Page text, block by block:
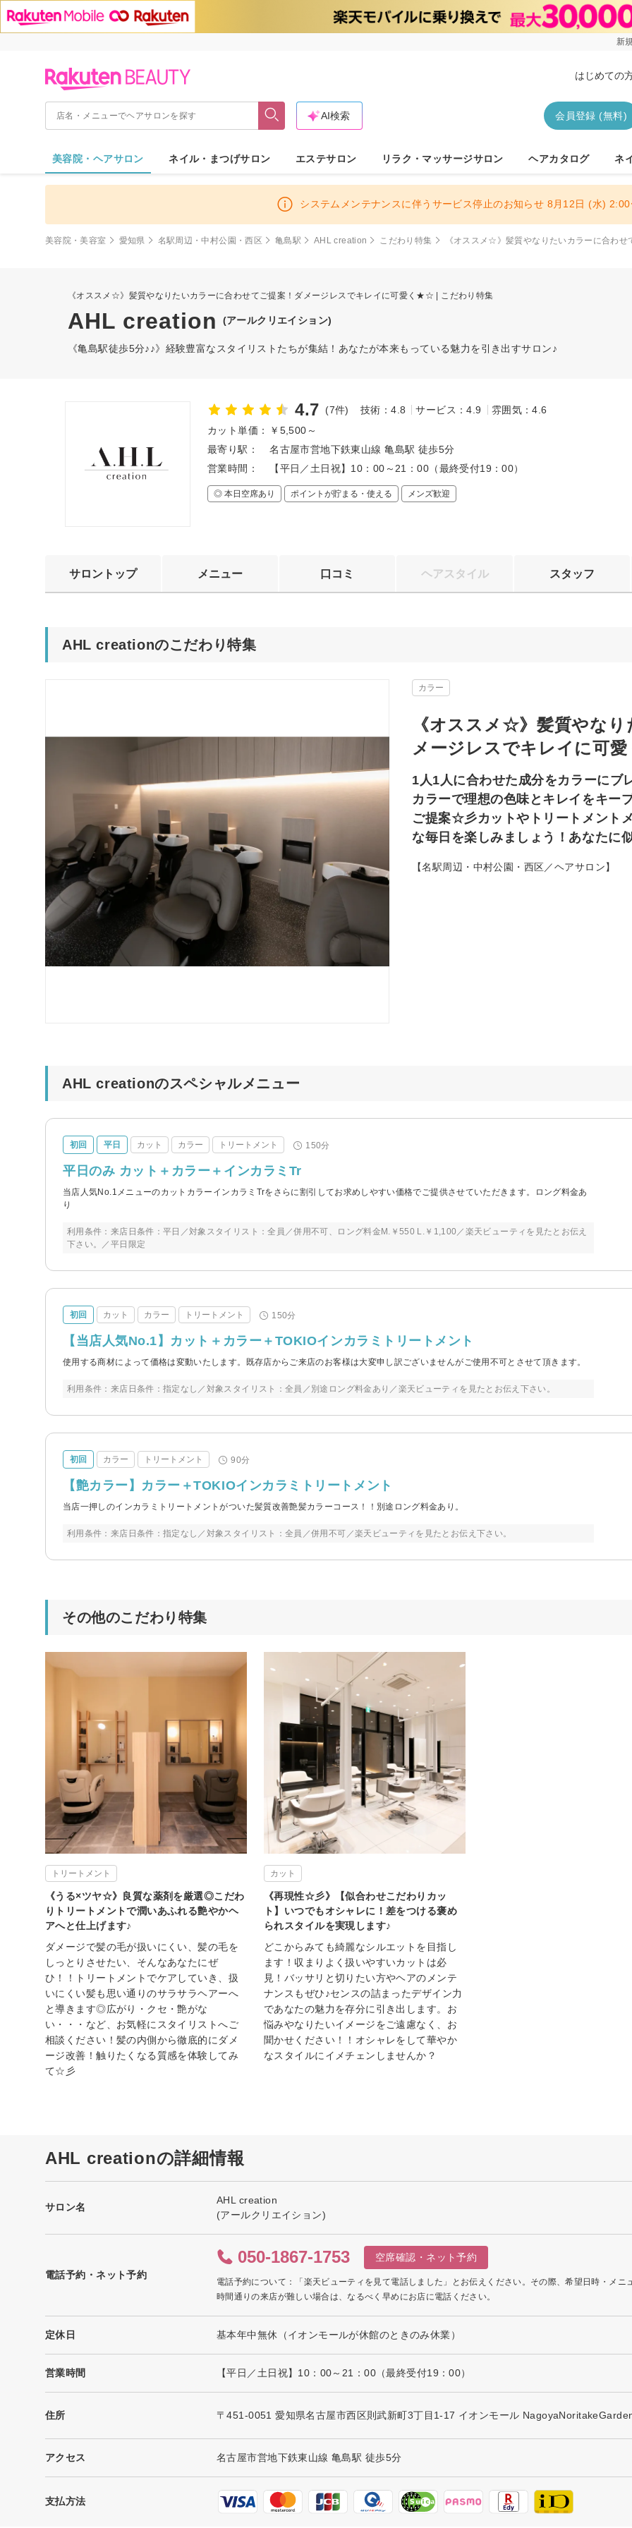
新
はじめての
会員登録 (無料)
AI検索
美容院・ヘアサロン ネイル・まつげサロン エステサロン リラク・マッサージサロン ヘアカタログ ネ
システムメンテナンスに伴うサービス停止のお知らせ 8月12日 (水)
美容院・美容室 愛知県 名駅周辺・中村公園・西区 亀島駅 AHL creation こだわり特集 《オススメ☆》髪質やなりたいカラーに合わ
《オススメ☆》髪質やなりたいカラーに合わせてご提案！ダメージレスでキレイに可愛く★☆ | こだわり特集
AHL creation (アールクリエイション)
《亀島駅徒歩5分♪♪》経験豊富なスタイリストたちが集結！あなたが本来もっている魅力を引き出すサロン♪
4.7 (7件) 技術：4.8 サービス：4.9
雰囲気：4.6
カット単価：
￥5,500～
最寄り駅：
名古屋市営地下鉄東山線 亀島駅 徒歩5分
営業時間：
【平日／土日祝】10：00～21：00（最終受付19：00）
◎ 本日空席あり ポイントが貯まる・使える メンズ歓迎
サロントップ メニュー 口コミ ヘアスタイル スタッフ
AHL creationのこだわり特集
カラー
《オススメ☆》髪質やな
メージレスでキレイに可
1人1人に合わせた成分をカラーにブ
カラーで理想の色味とキレイをキー
ご提案☆彡カットやトリートメント
な毎日を楽しみましょう！あなたに
【名駅周辺・中村公園・西区／ヘアサロン】
AHL creationのスペシャルメニュー
初回 平日 カット カラー トリートメント 150分
平日のみ カット＋カラー＋インカラミTr
当店人気No.1メニューのカットカラーインカラミTrをさらに割引してお求めしやすい価格でご提供させていただきます。ロング料金あ
り
利用条件：来店日条件：平日／対象スタイリスト：全員／併用不可、ロング料金M.￥550 L.￥1,100／楽天ビューティを見たとお伝え
下さい。／平日限定
初回 カット カラー トリートメント 150分
【当店人気No.1】カット＋カラー＋TOKIOインカラミトリートメント
使用する商材によって価格は変動いたします。既存店からご来店のお客様は大変申し訳ございませんがご使用不可とさせて頂きます。
利用条件：来店日条件：指定なし／対象スタイリスト：全員／別途ロング料金あり／楽天ビューティを見たとお伝え下さい。
初回 カラー トリートメント 90分
【艶カラー】カラー＋TOKIOインカラミトリートメント
当店一押しのインカラミトリートメントがついた髪質改善艶髪カラーコース！！別途ロング料金あり。
利用条件：来店日条件：指定なし／対象スタイリスト：全員／併用不可／楽天ビューティを見たとお伝え下さい。
その他のこだわり特集
トリートメント
《うる×ツヤ☆》良質な薬剤を厳選◎こだわ
りトリートメントで潤いあふれる艶やかヘ
アへと仕上げます♪
ダメージで髪の毛が扱いにくい、髪の毛を
しっとりさせたい、そんなあなたにぜ
ひ！！トリートメントでケアしていき、扱
いにくい髪も思い通りのサラサラヘアーへ
と導きます◎広がり・クセ・艶がな
い・・・など、お気軽にスタイリストへご
相談ください！髪の内側から徹底的にダメ
ージ改善！触りたくなる質感を体験してみ
て☆彡
カット
《再現性☆彡》【似合わせこだわりカッ
ト】いつでもオシャレに！差をつける褒め
られスタイルを実現します♪
どこからみても綺麗なシルエットを目指し
ます！収まりよく扱いやすいカットは必
見！バッサリと切りたい方やヘアのメンテ
ナンスもぜひ♪センスの詰まったデザイン力
であなたの魅力を存分に引き出します。お
悩みやなりたいイメージをご遠慮なく、お
聞かせください！！オシャレをして華やか
なスタイルにイメチェンしませんか？
AHL creationの詳細情報
サロン名
AHL creation
(アールクリエイション)
電話予約・ネット予約
050-1867-1753 空席確認・ネット予約
電話予約について：「楽天ビューティを見て電話しました」とお伝えください。その際、希望日時・メニ
時間通りの来店が難しい場合は、なるべく早めにお店に電話ください。
定休日 基本年中無休（イオンモールが休館のときのみ休業）
営業時間 【平日／土日祝】10：00～21：00（最終受付19：00）
住所 〒451-0051 愛知県名古屋市西区則武新町3丁目1-17 イオンモール
アクセス 名古屋市営地下鉄東山線 亀島駅 徒歩5分
支払方法